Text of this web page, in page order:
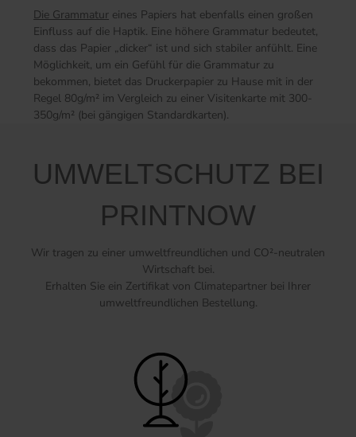
Die Grammatur eines Papiers hat ebenfalls einen großen
Einfluss auf die Haptik. Eine höhere Grammatur bedeutet,
dass das Papier „dicker“ ist und sich stabiler anfühlt. Eine
Möglichkeit, um ein Gefühl für die Grammatur zu
bekommen, bietet das Druckerpapier zu Hause mit in der
Regel 80g/m² im Vergleich zu einer Visitenkarte mit 300-
350g/m² (bei gängigen Standardkarten).
UMWELTSCHUTZ BEI
PRINTNOW
Wir tragen zu einer umweltfreundlichen und CO²-neutralen
Wirtschaft bei.
Erhalten Sie ein Zertifikat von Climatepartner bei Ihrer
umweltfreundlichen Bestellung.